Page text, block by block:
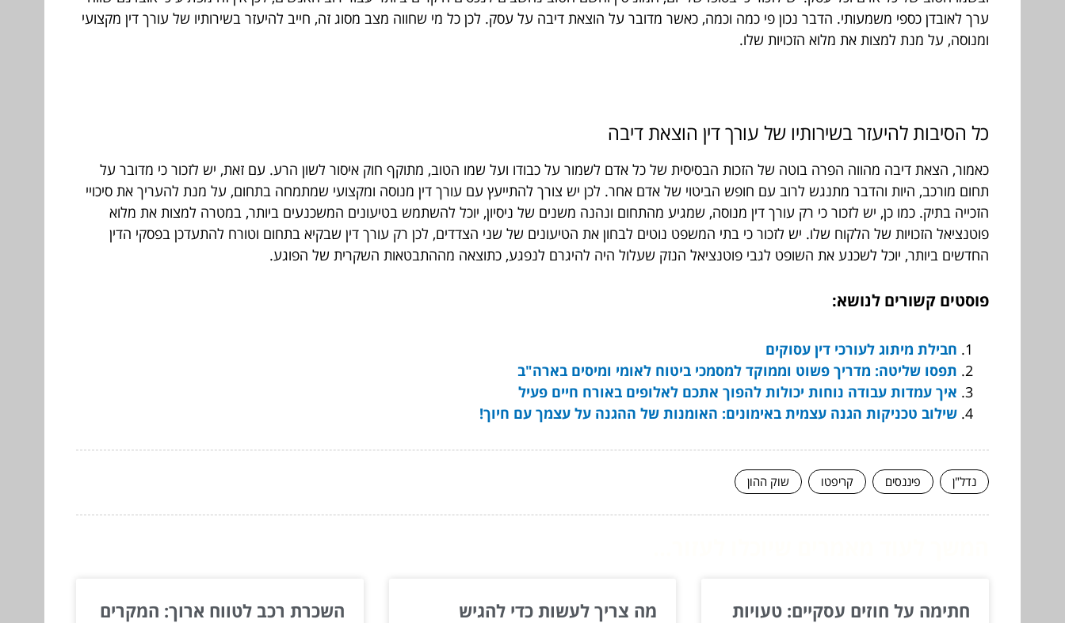
ערך לאובדן כספי משמעותי. הדבר נכון פי כמה וכמה, כאשר מדובר על הוצאת דיבה על עסק. לכן כל מי שחווה מצב מסוג זה, חייב להיעזר בשירותיו של עורך דין מקצועי
ומנוסה, על מנת למצות את מלוא הזכויות שלו.
כל הסיבות להיעזר בשירותיו של עורך דין הוצאת דיבה
כאמור, הצאת דיבה מהווה הפרה בוטה של הזכות הבסיסית של כל אדם לשמור על כבודו ועל שמו הטוב, מתוקף חוק איסור לשון הרע. עם זאת, יש לזכור כי מדובר על
תחום מורכב, היות והדבר מתנגש לרוב עם חופש הביטוי של אדם אחר. לכן יש צורך להתייעץ עם עורך דין מנוסה ומקצועי שמתמחה בתחום, על מנת להעריך את סיכויי
הזכייה בתיק. כמו כן, יש לזכור כי רק עורך דין מנוסה, שמגיע מהתחום ונהנה משנים של ניסיון, יוכל להשתמש בטיעונים המשכנעים ביותר, במטרה למצות את מלוא
פוטנציאל הזכויות של הלקוח שלו. יש לזכור כי בתי המשפט נוטים לבחון את הטיעונים של שני הצדדים, לכן רק עורך דין שבקיא בתחום וטורח להתעדכן בפסקי הדין
החדשים ביותר, יוכל לשכנע את השופט לגבי פוטנציאל הנזק שעלול היה להיגרם לנפגע, כתוצאה מההתבטאות השקרית של הפוגע.
פוסטים קשורים לנושא:
חבילת מיתוג לעורכי דין עסוקים
תפסו שליטה: מדריך פשוט וממוקד למסמכי ביטוח לאומי ומיסים בארה"ב
איך עמדות עבודה נוחות יכולות להפוך אתכם לאלופים באורח חיים פעיל
שילוב טכניקות הגנה עצמית באימונים: האומנות של ההגנה על עצמך עם חיוך!
נדל"ן פיננסים קריפטו שוק ההון
חתימה על חוזים עסקיים: טעויות
מה צריך לעשות כדי להגיש
השכרת רכב לטווח ארוך: המקרים